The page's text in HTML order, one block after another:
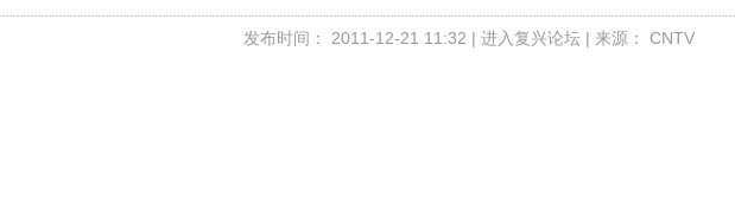
发布时间： 2011-12-21 11:32 | 进入复兴论坛 | 来源： CNTV